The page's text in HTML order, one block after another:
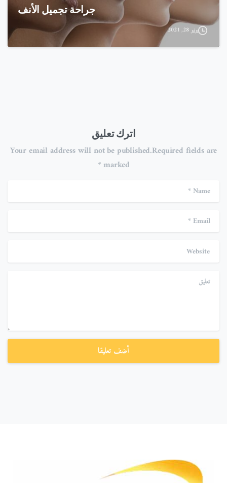
جراحة تجميل الأنف
يونيو 28, 2021
اترك تعليق
Your email address will not be published.Required fields are
marked *